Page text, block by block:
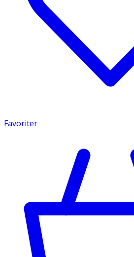
Favoriter